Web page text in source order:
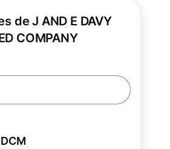
de J AND E DAVY
COMPANY